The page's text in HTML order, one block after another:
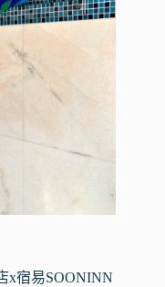
x宿易SOONINN